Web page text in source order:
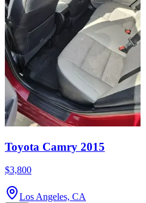
Toyota Camry 2015
$3,800
Los Angeles, CA